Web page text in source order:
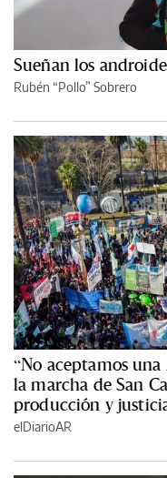
Sueñan los
Rubén “Pollo” Sobrero
“No aceptamos
la marcha de San
producción y
elDiarioAR